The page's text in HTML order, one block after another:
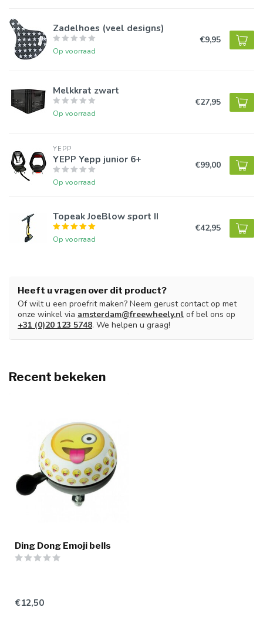
Zadelhoes (veel designs)
Op voorraad
€9,95
Melkkrat zwart
Op voorraad
€27,95
YEPP
YEPP Yepp junior 6+
Op voorraad
€99,00
Topeak JoeBlow sport II
Op voorraad
€42,95
Heeft u vragen over dit product?
Of wilt u een proefrit maken? Neem gerust contact op met
onze winkel via amsterdam@freewheely.nl of bel ons op
+31 (0)20 123 5748. We helpen u graag!
Recent bekeken
Ding Dong Emoji bells
€12,50